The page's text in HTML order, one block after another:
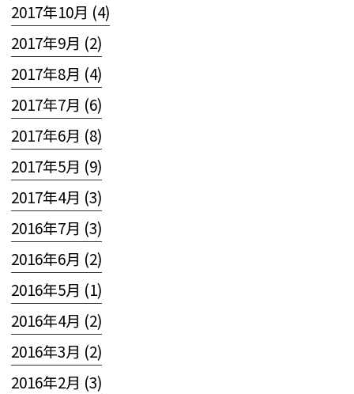
2017年10月 (4)
2017年9月 (2)
2017年8月 (4)
2017年7月 (6)
2017年6月 (8)
2017年5月 (9)
2017年4月 (3)
2016年7月 (3)
2016年6月 (2)
2016年5月 (1)
2016年4月 (2)
2016年3月 (2)
2016年2月 (3)